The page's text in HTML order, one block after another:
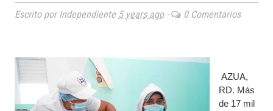
Escrito por Independiente 5 years ago- 0 Comentarios
AZUA,
RD. Más
de 17 mil